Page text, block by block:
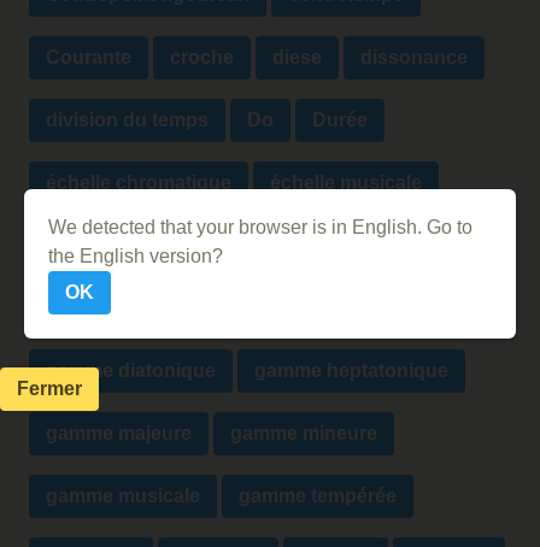
Courante croche diese dissonance
division du temps Do Durée
échelle chromatique échelle musicale
Ethnomusicologie
figures de note
gamme diatonique gamme heptatonique
gamme majeure gamme mineure
gamme musicale gamme tempérée
We detected that your browser is in English. Go to
the English version?
OK
Fermer